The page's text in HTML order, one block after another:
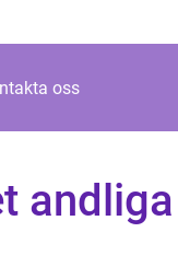
oss
andliga